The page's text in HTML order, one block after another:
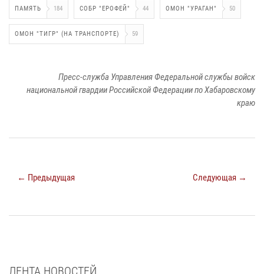
ПАМЯТЬ 184 СОБР "ЕРОФЕЙ" 44 ОМОН "УРАГАН" 50
ОМОН "ТИГР" (НА ТРАНСПОРТЕ) 59
Пресс-служба Управления Федеральной службы войск
национальной гвардии Российской Федерации по Хабаровскому
краю
← Предыдущая Следующая →
ЛЕНТА НОВОСТЕЙ